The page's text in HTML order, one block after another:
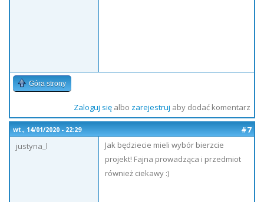
Góra strony
Zaloguj sięalbo zarejestruj aby dodać komentarz
wt., 14/01/2020 - 22:29
#7
justyna_l
Jak będziecie mieli wybór bierzcie
projekt! Fajna prowadząca i przedmiot
również ciekawy :)